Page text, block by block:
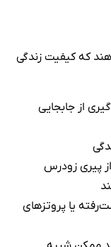
که کیفیت زندگی
از جابجایی
پیری زودرس
یا پروتزهای